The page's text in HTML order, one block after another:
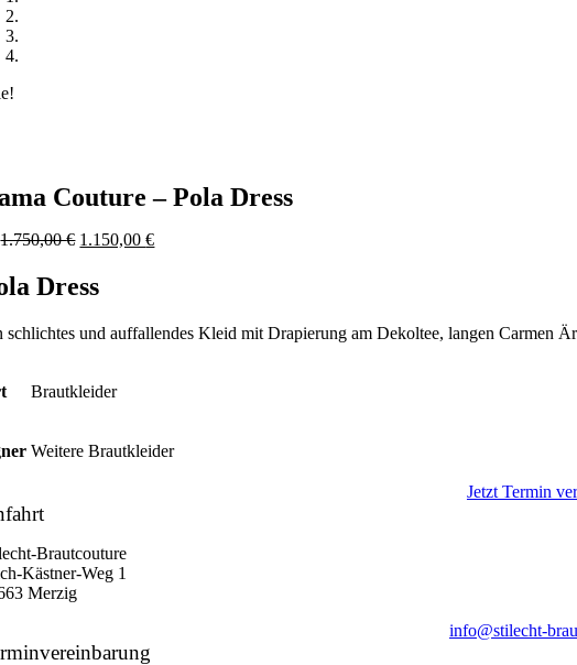
Couture – Pola Dress
1.750,00€ Ursprünglicher
1.750,00 €
1.150,00€Aktueller
Dress
schlichtes und auffallendes Kleid mit Drapierung am Dekoltee, langen Carmen
Brautkleider
Weitere Brautkleider
Jetzt Termin
Brautcouture
Kästner-Weg 1
Merzig
info@stilecht-